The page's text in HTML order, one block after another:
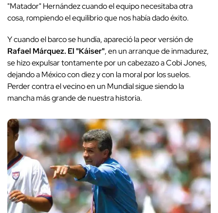
"Matador" Hernández cuando el equipo necesitaba otra
cosa, rompiendo el equilibrio que nos había dado éxito.
Y cuando el barco se hundía, apareció la peor versión de
Rafael Márquez. El "Káiser", en un arranque de inmadurez,
se hizo expulsar tontamente por un cabezazo a Cobi Jones,
dejando a México con diez y con la moral por los suelos.
Perder contra el vecino en un Mundial sigue siendo la
mancha más grande de nuestra historia.